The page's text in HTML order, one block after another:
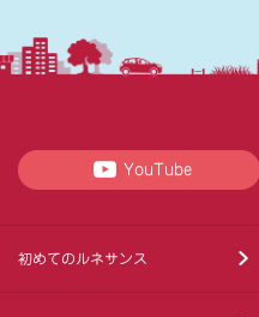
YouTube
初めてのルネサンス